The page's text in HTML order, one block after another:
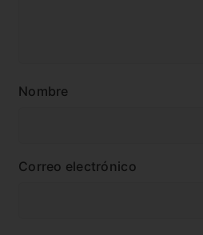
Nombre
Correo electrónico